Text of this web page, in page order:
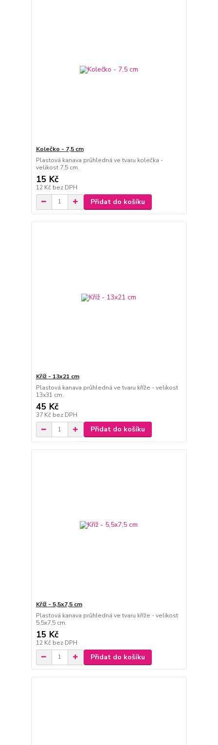
Kolečko - 7,5 cm
Plastová kanava průhledná ve tvaru kolečka -
velikost 7,5 cm.
15 Kč
12 Kč bez DPH
Přidat do košíku
Kříž - 13x21 cm
Plastová kanava průhledná ve tvaru kříže - velikost
13x31 cm.
45 Kč
37 Kč bez DPH
Přidat do košíku
Kříž - 5,5x7,5 cm
Plastová kanava průhledná ve tvaru kříže - velikost
5,5x7,5 cm.
15 Kč
12 Kč bez DPH
Přidat do košíku